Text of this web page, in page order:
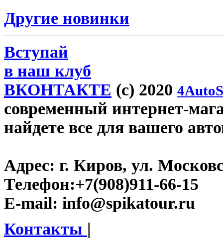
Другие новинки
Вступай
в наш клуб
ВКОНТАКТЕ (c) 2020
современный интернет-
найдете все для вашего
Адрес: г. Киров, ул.
Телефон:+7(908)911-66-15
E-mail: info@spikatour.ru
Контакты |